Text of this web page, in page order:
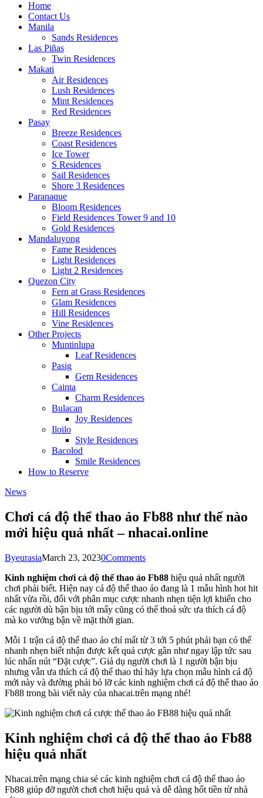
Home
Contact Us
Manila
Sands Residences
Las Piñas
Twin Residences
Makati
Air Residences
Lush Residences
Mint Residences
Red Residences
Pasay
Breeze Residences
Coast Residences
Ice Tower
S Residences
Sail Residences
Shore 3 Residences
Paranaque
Bloom Residences
Field Residences Tower 9 and 10
Gold Residences
Mandaluyong
Fame Residences
Light Residences
Light 2 Residences
Quezon City
Fern at Grass Residences
Glam Residences
Hill Residences
Vine Residences
Other Projects
Muntinlupa
Leaf Residences
Pasig
Gem Residences
Cainta
Charm Residences
Bulacan
Joy Residences
Iloilo
Style Residences
Bacolod
Smile Residences
How to Reserve
News
Chơi cá độ thể thao ảo Fb88 như thế nào
mới hiệu quả nhất – nhacai.online
ByeurasiaMarch 23, 20230Comments
Kinh nghiệm chơi cá độ thể thao ảo Fb88 hiệu quả nhất người
chơi phải biết. Hiện nay cá độ thể thao ảo đang là 1 mẫu hình hot hit
nhất vừa rồi, đối với phân mục cược nhanh nhẹn tiện lợi khiến cho
các người dù bận bịu tới mấy cũng có thể thoả sức ưa thích cá độ
mà ko vướng bận về mặt thời gian.
Mỗi 1 trận cá độ thể thao ảo chỉ mất từ 3 tới 5 phút phải bạn có thể
nhanh nhẹn biết nhận được kết quả cược gần như ngay lập tức sau
lúc nhấn nút “Đặt cược”. Giả dụ người chơi là 1 người bận bịu
nhưng vẫn ưa thích cá độ thể thao thì hãy lựa chọn mẫu hình cá độ
mới này và đường phải bỏ lỡ các kinh nghiệm chơi cá độ thể thao ảo
Fb88 trong bài viết này của nhacai.trên mạng nhé!
Kinh nghiệm chơi cá độ thể thao ảo Fb88
hiệu quả nhất
Nhacai.trên mạng chia sẻ các kinh nghiệm chơi cá độ thể thao ảo
Fb88 giúp đỡ người chơi chơi hiệu quả và dễ dàng hốt tiền từ nhà